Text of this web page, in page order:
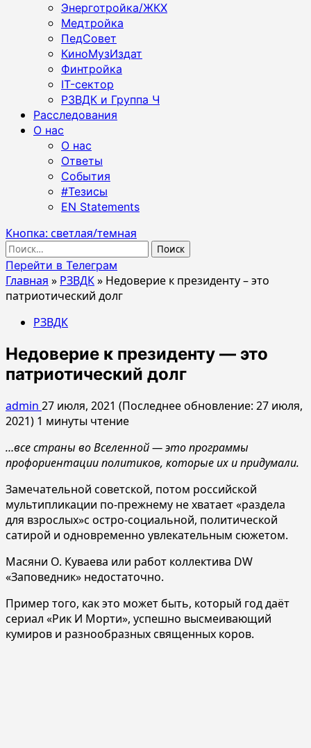
Энерготройка/ЖКХ
Медтройка
ПедСовет
КиноМузИздат
Финтройка
IT-сектор
РЗВДК и Группа Ч
Расследования
О нас
О нас
Ответы
События
#Тезисы
EN Statements
Кнопка: светлая/темная
Найти:
Перейти в Телеграм
Главная » РЗВДК» Недоверие к президенту – это
патриотический долг
РЗВДК
Недоверие к президенту — это
патриотический долг
admin 27 июля, 2021 (Последнее обновление: 27 июля,
2021) 1 минуты чтение
…все страны во Вселенной — это программы
профориентации политиков, которые их и придумали.
Замечательной советской, потом российской
мультипликации по-прежнему не хватает «раздела
для взрослых»с остро-социальной, политической
сатирой и одновременно увлекательным сюжетом.
Масяни О. Куваева или работ коллектива DW
«Заповедник» недостаточно.
Пример того, как это может быть, который год даёт
сериал «Рик И Морти», успешно высмеивающий
кумиров и разнообразных священных коров.